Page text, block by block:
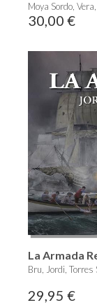
Moya Sordo,
30,00 €
La Armada
Bru, Jordi, Torres
29,95 €